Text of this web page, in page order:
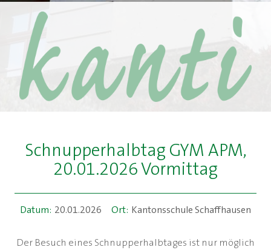
Schnupperhalbtag GYM APM,
20.01.2026 Vormittag
Datum: 20.01.2026 Ort: Kantonsschule Schaffhausen
Der Besuch eines Schnupperhalbtages ist nur möglich